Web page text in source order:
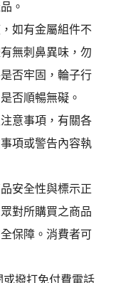
。
如有金屬組件不
無刺鼻異味，勿
否牢固，輪子行
否順暢無礙。
意事項，有關各
項或警告內容執
安全性與標示正
對所購買之商品
保障。消費者可
或撥打免付費電話